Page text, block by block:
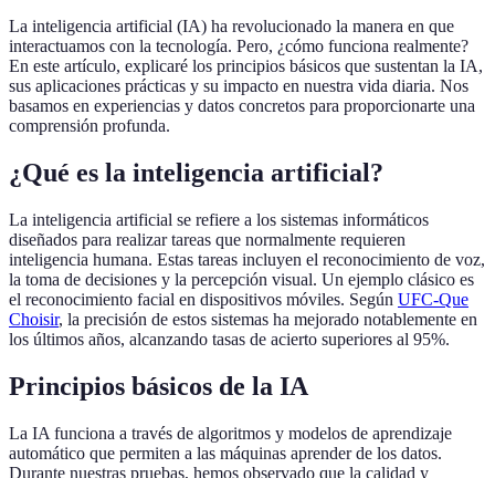
La inteligencia artificial (IA) ha revolucionado la manera en que
interactuamos con la tecnología. Pero, ¿cómo funciona realmente?
En este artículo, explicaré los principios básicos que sustentan la IA,
sus aplicaciones prácticas y su impacto en nuestra vida diaria. Nos
basamos en experiencias y datos concretos para proporcionarte una
comprensión profunda.
¿Qué es la inteligencia artificial?
La inteligencia artificial se refiere a los sistemas informáticos
diseñados para realizar tareas que normalmente requieren
inteligencia humana. Estas tareas incluyen el reconocimiento de voz,
la toma de decisiones y la percepción visual. Un ejemplo clásico es
el reconocimiento facial en dispositivos móviles. Según UFC-Que
Choisir, la precisión de estos sistemas ha mejorado notablemente en
los últimos años, alcanzando tasas de acierto superiores al 95%.
Principios básicos de la IA
La IA funciona a través de algoritmos y modelos de aprendizaje
automático que permiten a las máquinas aprender de los datos.
Durante nuestras pruebas, hemos observado que la calidad y